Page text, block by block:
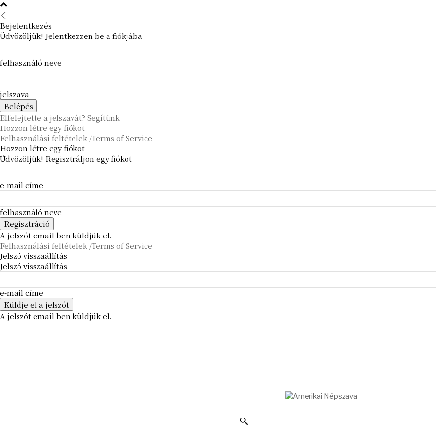
Bejelentkezés
Üdvözöljük! Jelentkezzen be a fiókjába
felhasználó neve
jelszava
Elfelejtette a jelszavát? Segítünk
Hozzon létre egy fiókot
Felhasználási feltételek /Terms of Service
Hozzon létre egy fiókot
Üdvözöljük! Regisztráljon egy fiókot
e-mail címe
felhasználó neve
A jelszót email-ben küldjük el.
Felhasználási feltételek /Terms of Service
Jelszó visszaállítás
Jelszó visszaállítás
e-mail címe
A jelszót email-ben küldjük el.